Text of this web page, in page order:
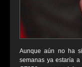
Aunque aún no ha
semanas ya estaría